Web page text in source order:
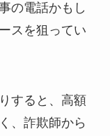
の電話かもし
スを狙ってい
すると、高額
、詐欺師から